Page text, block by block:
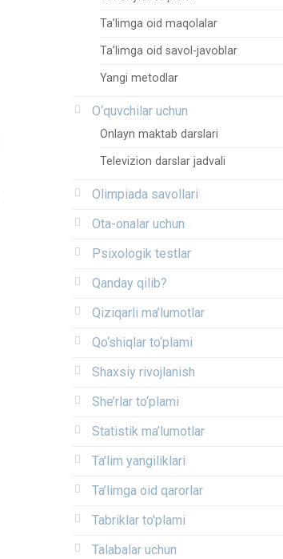
Ta’limga oid maqolalar
Ta’limga oid savol-javoblar
Yangi metodlar
O‘quvchilar uchun
Onlayn maktab darslari
Televizion darslar jadvali
Olimpiada savollari
Ota-onalar uchun
Psixologik testlar
Qanday qilib?
Qiziqarli ma’lumotlar
Qo‘shiqlar to‘plami
Shaxsiy rivojlanish
She’rlar to‘plami
Statistik ma’lumotlar
Ta’lim yangiliklari
Ta’limga oid qarorlar
Tabriklar to'plami
Talabalar uchun